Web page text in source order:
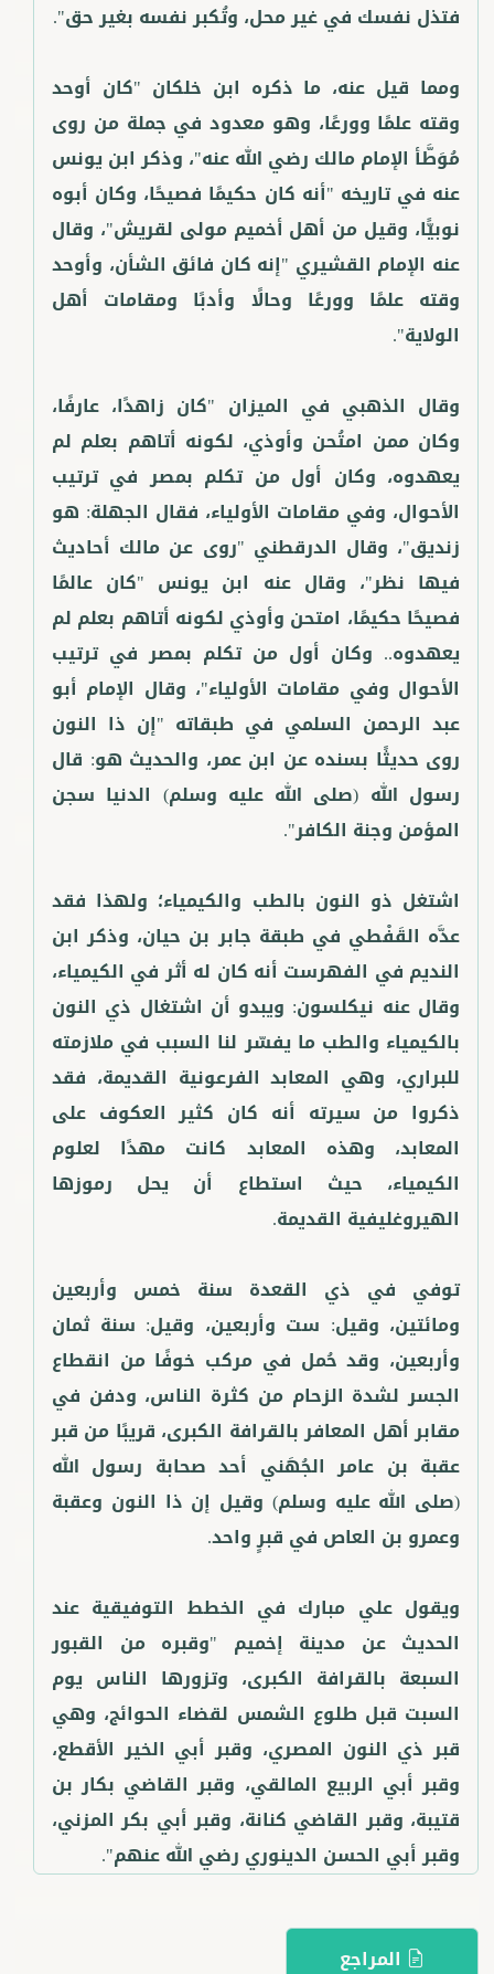
ومما قيل عنه، ما ذكره ابن خلكان "كان أوحد
وقته علمًا وورعًا، وهو معدود في جملة من روى
مُوَطَّأ الإمام مالك رضي الله عنه"، وذكر ابن يونس
عنه في تاريخه "أنه كان حكيمًا فصيحًا، وكان أبوه
نوبيًّا، وقيل من أهل أخميم مولى لقريش"، وقال
عنه الإمام القشيري "إنه كان فائق الشأن، وأوحد
وقته علمًا وورعًا وحالًا وأدبًا ومقامات أهل
وقال الذهبي في الميزان "كان زاهدًا، عارفًا،
وكان ممن امتُحن وأوذي، لكونه أتاهم بعلم لم
يعهدوه، وكان أول من تكلم بمصر في ترتيب
الأحوال، وفي مقامات الأولياء، فقال الجهلة: هو
زنديق"، وقال الدرقطني "روى عن مالك أحاديث
فيها نظر"، وقال عنه ابن يونس "كان عالمًا
فصيحًا حكيمًا، امتحن وأوذي لكونه أتاهم بعلم لم
يعهدوه.. وكان أول من تكلم بمصر في ترتيب
الأحوال وفي مقامات الأولياء"، وقال الإمام أبو
عبد الرحمن السلمي في طبقاته "إن ذا النون
روى حديثًا بسنده عن ابن عمر، والحديث هو: قال
رسول الله (صلى الله عليه وسلم) الدنيا سجن
اشتغل ذو النون بالطب والكيمياء؛ ولهذا فقد
عدَّه القَفْطي في طبقة جابر بن حيان، وذكر ابن
النديم في الفهرست أنه كان له أثر في الكيمياء،
وقال عنه نيكلسون: ويبدو أن اشتغال ذي النون
بالكيمياء والطب ما يفسّر لنا السبب في ملازمته
للبراري، وهي المعابد الفرعونية القديمة، فقد
ذكروا من سيرته أنه كان كثير العكوف على
المعابد، وهذه المعابد كانت مهدًا لعلوم
الكيمياء، حيث استطاع أن يحل رموزها
توفي في ذي القعدة سنة خمس وأربعين
ومائتين، وقيل: ست وأربعين، وقيل: سنة ثمان
وأربعين، وقد حُمل في مركب خوفًا من انقطاع
الجسر لشدة الزحام من كثرة الناس، ودفن في
مقابر أهل المعافر بالقرافة الكبرى، قريبًا من قبر
عقبة بن عامر الجُهَني أحد صحابة رسول الله
(صلى الله عليه وسلم) وقيل إن ذا النون وعقبة
ويقول علي مبارك في الخطط التوفيقية عند
الحديث عن مدينة إخميم "وقبره من القبور
السبعة بالقرافة الكبرى، وتزورها الناس يوم
السبت قبل طلوع الشمس لقضاء الحوائج، وهي
قبر ذي النون المصري، وقبر أبي الخير الأقطع،
وقبر أبي الربيع المالقي، وقبر القاضي بكار بن
قتيبة، وقبر القاضي كنانة، وقبر أبي بكر المزني،
وقبر أبي الحسن الدينوري رضي الله عنهم".
المراجع